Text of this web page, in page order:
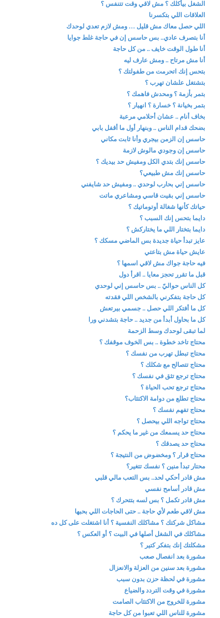
الشغل بيأكلك ؟ مش لاقي وقت تتنفس ؟
العلاقات اللي بتكسرنا
اللي حصل معاك مش قليل … ومش لازم تعدي لوحدك
أنا بتصرف عادي.. بس حاسس إن في حاجة غلط جوايا
أنا طول الوقت خايف .. من كل حاجة
أنا مش مرتاح .. ومش عارف ليه
بتحس إنك اتحرمت من طفولتك ؟
بتشتغل علشان تهرب ؟
بتمر بأزمة ؟ ومحدش فاهمك ؟
بتمر بخيانة ؟ خسارة ؟ انهيار ؟
بخاف أنام .. عشان أحلامي مرعبة
بضحك قدام الناس .. وبنهار أول ما أقفل بابي
حاسس إن الزمن بيجري وأنا ثابت مكاني
حاسس إن وجودي مالوش لازمة
حاسس إنك بتدي الكل ومفيش حد بيديك ؟
حاسس إنك مش طبيعي؟
حاسس إني بحارب لوحدي .. ومفيش حد شايفني
حاسس إني بقيت قاسي ومشاعري ماتت
حياتك كأنها شغالة أوتوماتيك ؟
دايما بتحس إنك السبب ؟
دايما بتختار اللي ما يختاركش ؟
عايز تبدأ حياة جديدة بس الماضي مسكك ؟
عايش حياة مش بتاعتي
فيه حاجة جواك مش لاقي اسمها ؟
قبل ما تقرر تحجز معايا .. اقرأ دول
كل الناس حواليّ .. بس حاسس إني لوحدي
كل حاجة بتفكرني بالشخص اللي فقدته
كل ما أفتكر اللي حصل .. جسمي بيرتعش
كل ما بحاول أبدأ من جديد .. حاجة بتشدني ورا
لما تبقى لوحدك وسط الزحمة
محتاج تاخد خطوة .. بس الخوف موقفك ؟
محتاج تبطل تهرب من نفسك ؟
محتاج تتصالح مع شكلك ؟
محتاج ترجع تثق في نفسك ؟
محتاج ترجع تحب الحياة ؟
محتاج تطلع من دوامة الاكتئاب؟
محتاج تفهم نفسك ؟
محتاج تواجه اللي بيحصل ؟
محتاج حد يسمعك من غير ما يحكم ؟
محتاج حد يصدقك ؟
محتاج قرار ؟ ومخضوض من النتيجة ؟
محتار تبدأ منين ؟ نفسك تتغير؟
مش قادر أحكي لحد.. بس التعب مالي قلبي
مش قادر أسامح نفسي
مش قادر تكمل ؟ بس لسه بتتحرك ؟
مش لاقي طعم لأي حاجة .. حتى الحاجات اللي بحبها
مشاكل شركتك ؟ مشاكلك النفسية ؟ أنا اشتغلت على كل ده
مشاكلك في الشغل أصلها في البيت ؟ أو العكس ؟
مشكلتك إنك بتفكر كتير ؟
مشورة بعد انفصال صعب
مشورة بعد سنين من العزلة والانعزال
مشورة في لحظة حزن بدون سبب
مشورة في وقت التردد والضياع
مشورة للخروج من الاكتئاب الصامت
مشورة للناس اللي تعبوا من كل حاجة